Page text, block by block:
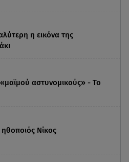
η εικόνα της
αστυνομικούς» - Το
Νίκος